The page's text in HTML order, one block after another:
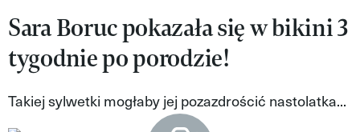
Nasze akcje
VIVA!ART
Sara Boruc pokazała się w bikini 3
tygodnie po porodzie!
Takiej sylwetki mogłaby jej pozazdrościć nastolatka...